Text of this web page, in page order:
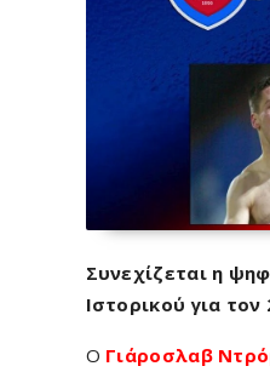
Συνεχίζεται η
Ιστορικού για
Ο Γιάροσλαβ